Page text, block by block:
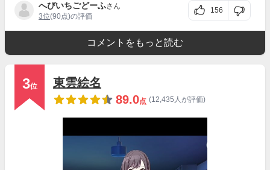
へびいちごどーふさん
3位(90点)の評価
156
コメントをもっと読む
3位
東雲絵名
89.0点 (12,435人が評価)